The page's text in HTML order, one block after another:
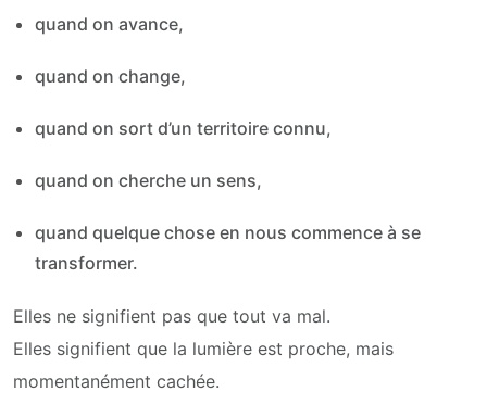
quand on avance,
quand on change,
quand on sort d’un territoire connu,
quand on cherche un sens,
quand quelque chose en nous commence à se
transformer.
Elles ne signifient pas que tout va mal.
Elles signifient que la lumière est proche, mais
momentanément cachée.